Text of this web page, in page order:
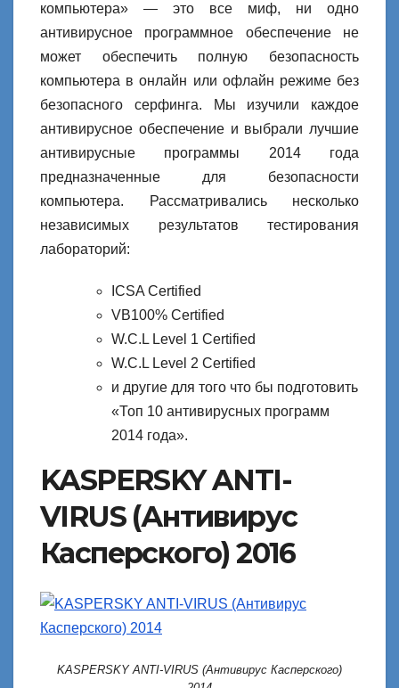
компьютера» — это все миф, ни одно
антивирусное программное обеспечение не
может обеспечить полную безопасность
компьютера в онлайн или офлайн режиме без
безопасного серфинга. Мы изучили каждое
антивирусное обеспечение и выбрали лучшие
антивирусные программы 2014 года
предназначенные для безопасности
компьютера. Рассматривались несколько
независимых результатов тестирования
лабораторий:
ICSA Certified
VB100% Certified
W.C.L Level 1 Certified
W.C.L Level 2 Certified
и другие для того что бы подготовить
«Топ 10 антивирусных программ
2014 года».
KASPERSKY ANTI-
VIRUS (Антивирус
Касперского) 2016
KASPERSKY ANTI-VIRUS (Антивирус Касперского)